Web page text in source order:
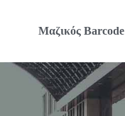
Μαζικός Barcode